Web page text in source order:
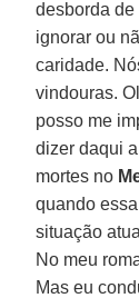
desborda
ignorar ou
caridade.
vindouras.
posso me
dizer daqui
mortes no
quando
situação
No meu
Mas eu